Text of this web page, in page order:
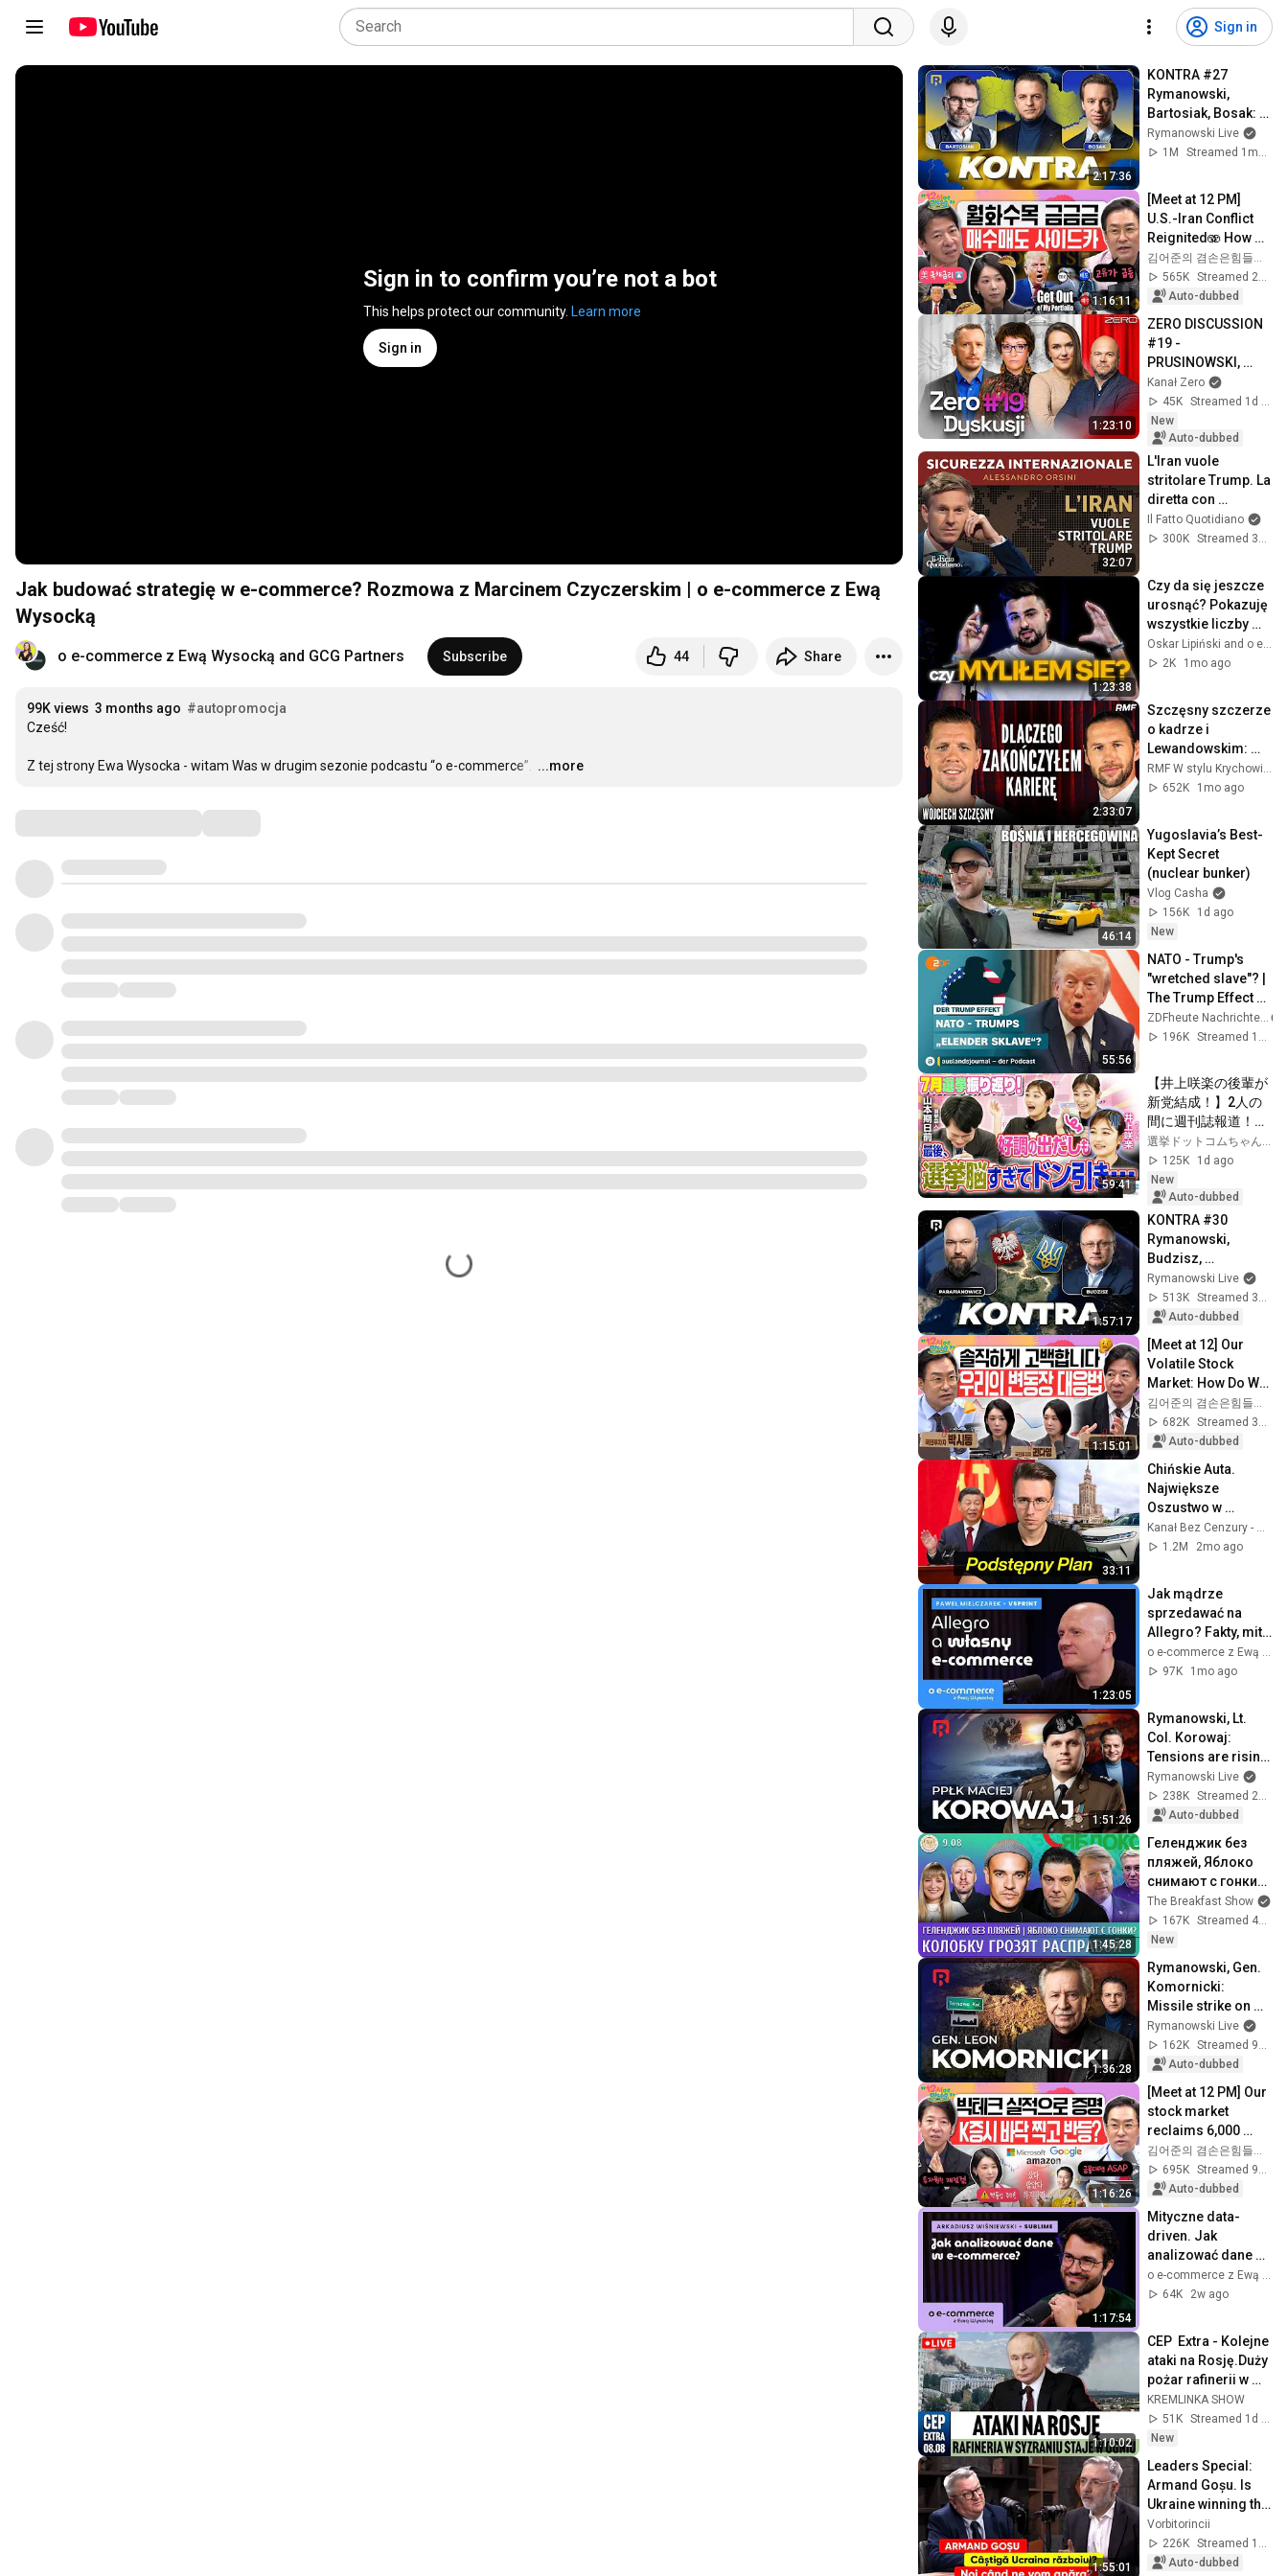
Sign in
Sign in to confirm you’re not a bot
This helps protect our community. Learn more
Sign in
Jak budować strategię w e-commerce? Rozmowa z Marcinem Czyczerskim | o e-commerce z Ewą
Wysocką
o e-commerce z Ewą Wysocką and GCG Partners Subscribe 44 Share
99K views 3 months ago #autopromocja
Cześć!
Z tej strony Ewa Wysocka - witam Was w drugim sezonie podcastu “o e-commerce”. …
...more
2:17:36
KONTRA #27
Rymanowski,
Bartosiak, Bosak:
Co dalej z Ukrainą?
Rymanowski Live
1M
Streamed 1mo ago
1:16:11
[Meet at 12 PM]
U.S.-Iran Conflict
Reignited🫨 How
Will Surging Oil
Prices Shake Our
Stock Market....
김어준의 겸손은힘들다 뉴스공장
565K
Streamed 2w ago
Auto-dubbed
1:23:10
ZERO DISCUSSION
#19 -
PRUSINOWSKI,
STANKIEWICZ,
BURZYŃSKA,
WITTENBERG
Kanał Zero
45K
Streamed 1d ago
New
Auto-dubbed
32:07
L'Iran vuole
stritolare Trump. La
diretta con
Alessandro Orsini
Il Fatto Quotidiano
300K
Streamed 3mo ago
1:23:38
Czy da się jeszcze
urosnąć? Pokazuję
wszystkie liczby
biznesu (bez
cenzury) | Ewa
Oskar Lipiński and o e-commerce z Ewą Wysocką
2K
1mo ago
2:33:07
Szczęsny szczerze
o kadrze i
Lewandowskim:
LEGENDA
BARCELONY?
652K
1mo ago
46:14
Yugoslavia’s Best-
Kept Secret
(nuclear bunker)
Vlog Casha
156K
1d ago
New
55:56
NATO - Trump's
"wretched slave"? |
The Trump Effect
#66 |
auslandsjournal -
196K
59:41
【井上咲楽の後輩が
新党結成！】2人の
間に週刊誌報道！？
／田川市長に“再生
の道”系当選／“鈴木
康友”氏が事務所侵
入で辞職願【井上咲
楽×山本期日前】｜
選挙ドットコムちゃ
んねる
選挙ドットコムちゃんねる
125K
1d ago
New
Auto-dubbed
1:57:17
KONTRA #30
Rymanowski,
Budzisz,
Parafianowicz: Quo
vadis, Ukraine?
Rymanowski Live
513K
Streamed 3w ago
Auto-dubbed
1:15:01
[Meet at 12] Our
Volatile Stock
Market: How Do We
Restore Trust
Damaged by
Fluctuations? |
Tuesda...
김어준의 겸손은힘들다 뉴스공장
682K
Streamed 3w ago
Auto-dubbed
33:11
Chińskie Auta.
Największe
Oszustwo w
Historii?
Kanał Bez Cenzury - Wojciech Dzierwa
1.2M
2mo ago
1:23:05
Jak mądrze
sprzedawać na
Allegro? Fakty, mity
i błędy | o e-
commerce z Ewą
o e-commerce z Ewą Wysocką
97K
1mo ago
1:51:26
Rymanowski, Lt.
Col. Korowaj:
Tensions are rising
over the Baltic Sea
Rymanowski Live
238K
Streamed 2w ago
Auto-dubbed
1:45:28
Геленджик без
пляжей, Яблоко
снимают с гонки?
Колобку грозят
расправой.
Давлетгильдеев,
The Breakfast Show
167K
Streamed 4h ago
New
1:36:28
Rymanowski, Gen.
Komornicki:
Missile strike on
Poland
Rymanowski Live
162K
Streamed 9d ago
Auto-dubbed
1:16:26
[Meet at 12 PM] Our
stock market
reclaims 6,000
points thanks to
strong foreign
buying! Is this t...
김어준의 겸손은힘들다 뉴스공장
695K
Streamed 9d ago
Auto-dubbed
1:17:54
Mityczne data-
driven. Jak
analizować dane w
e-commerce? | o
e-commerce z Ewą
o e-commerce z Ewą Wysocką and tribe47
64K
2w ago
1:10:02
CEP  Extra - Kolejne
ataki na Rosję.Duży
pożar rafinerii w
Syzraniu i Ilsku.
Najnowsze
informacje.
KREMLINKA SHOW
51K
New
1:55:01
Leaders Special:
Armand Goșu. Is
Ukraine winning the
war? When will we
defend ourselves?
Vorbitorincii
226K
Auto-dubbed